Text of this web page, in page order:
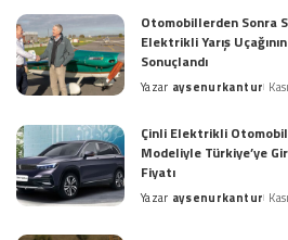
Otomobillerden Sonra
Elektrikli Yarış
Sonuçlandı
Posted
Yazar aysenurkantur
Çinli Elektrikli
Modeliyle Türkiye’ye
Fiyatı
Posted
Yazar aysenurkantur